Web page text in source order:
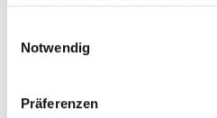
Notwendig
Präferenzen